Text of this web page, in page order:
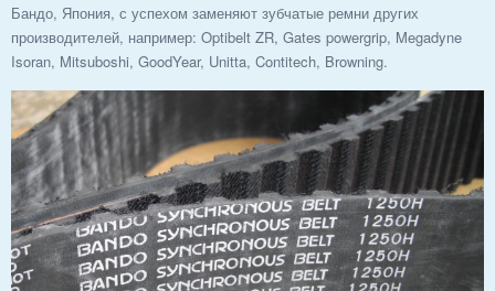
Бандо, Япония, с успехом заменяют зубчатые ремни других
производителей, например: Optibelt ZR, Gates powergrip, Megadyne
Isoran, Mitsuboshi, GoodYear, Unitta, Contitech, Browning.